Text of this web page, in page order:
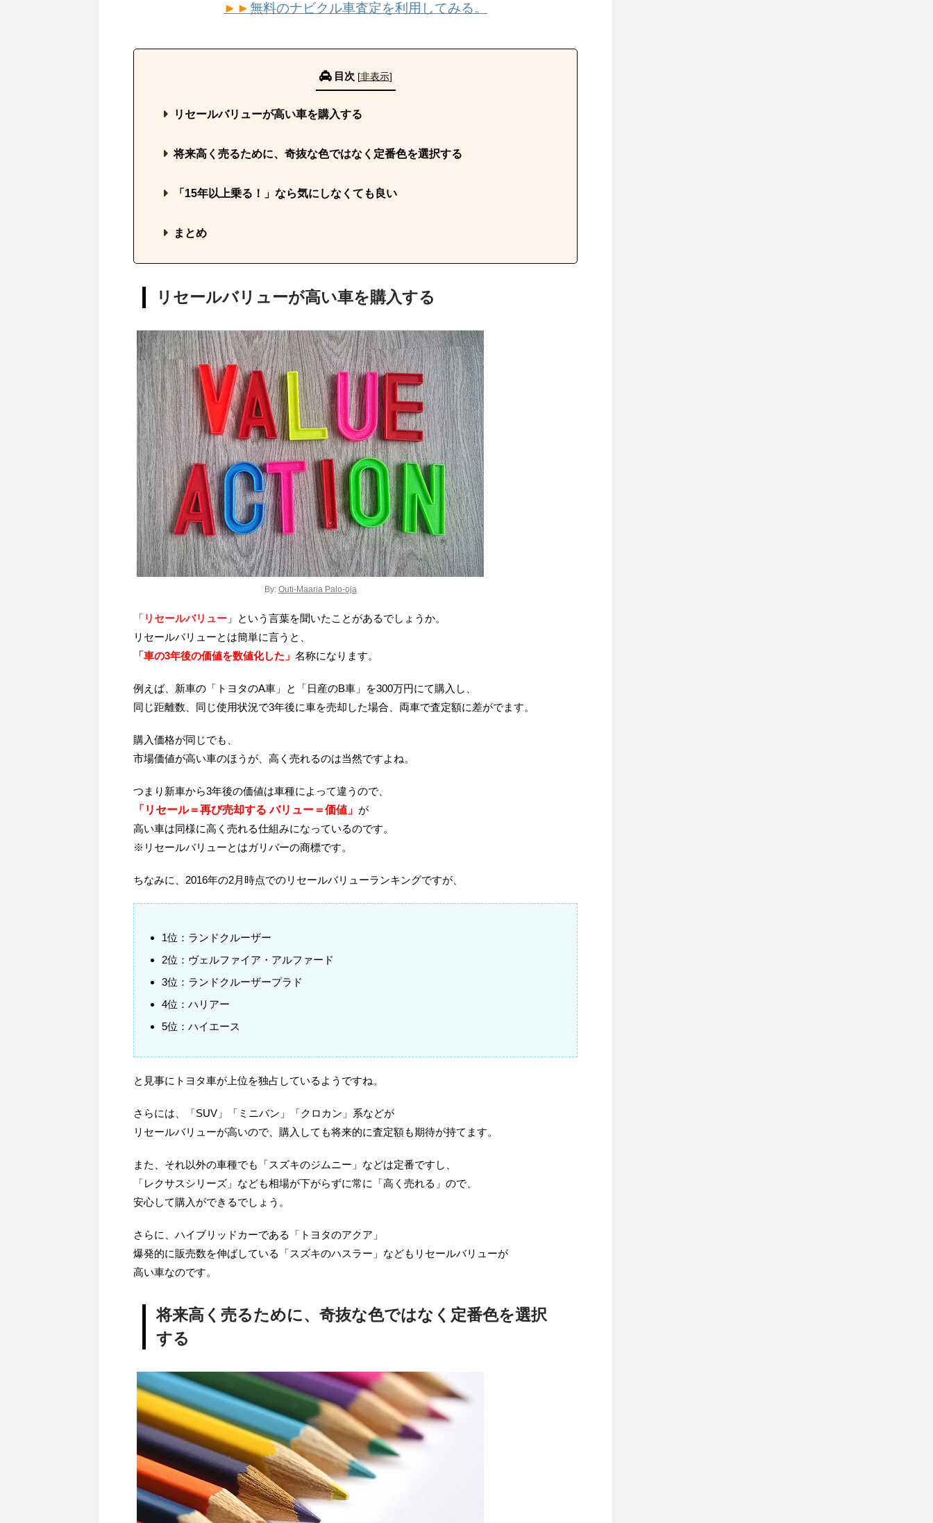
►►無料のナビクル車査定を利用してみる。
目次 [非表示]
リセールバリューが高い車を購入する
将来高く売るために、奇抜な色ではなく定番色を選択する
「15年以上乗る！」なら気にしなくても良い
まとめ
リセールバリューが高い車を購入する
By: Outi-Maaria Palo-oja
「 リセールバリュー 」という言葉を聞いたことがあるでしょうか。
リセールバリューとは簡単に言うと、
「車の3年後の価値を数値化した」 名称になります。
例えば、新車の「トヨタのA車」と「日産のB車」を300万円にて購入し、
同じ距離数、同じ使用状況で3年後に車を売却した場合、両車で査定額に差がでます。
購入価格が同じでも、
市場価値が高い車のほうが、高く売れるのは当然ですよね。
つまり新車から3年後の価値は車種によって違うので、
「リセール＝再び売却する バリュー＝価値」 が
高い車は同様に高く売れる仕組みになっているのです。
※リセールバリューとはガリバーの商標です。
ちなみに、2016年の2月時点でのリセールバリューランキングですが、
1位：ランドクルーザー
2位：ヴェルファイア・アルファード
3位：ランドクルーザープラド
4位：ハリアー
5位：ハイエース
と見事にトヨタ車が上位を独占しているようですね。
さらには、「SUV」「ミニバン」「クロカン」系などが
リセールバリューが高いので、購入しても将来的に査定額も期待が持てます。
また、それ以外の車種でも「スズキのジムニー」などは定番ですし、
「レクサスシリーズ」なども相場が下がらずに常に「高く売れる」ので、
安心して購入ができるでしょう。
さらに、ハイブリッドカーである「トヨタのアクア」
爆発的に販売数を伸ばしている「スズキのハスラー」などもリセールバリューが
高い車なのです。
将来高く売るために、奇抜な色ではなく定番色を選択
する